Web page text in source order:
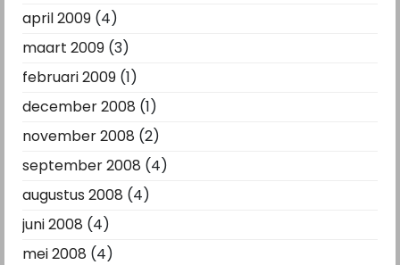
april 2009 (4)
maart 2009 (3)
februari 2009 (1)
december 2008 (1)
november 2008 (2)
september 2008 (4)
augustus 2008 (4)
juni 2008 (4)
mei 2008 (4)